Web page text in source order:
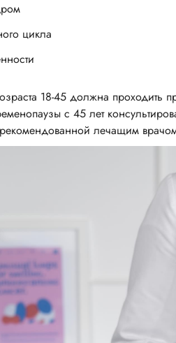
цикла
18-45 должна проходить
с 45 лет
лечащим